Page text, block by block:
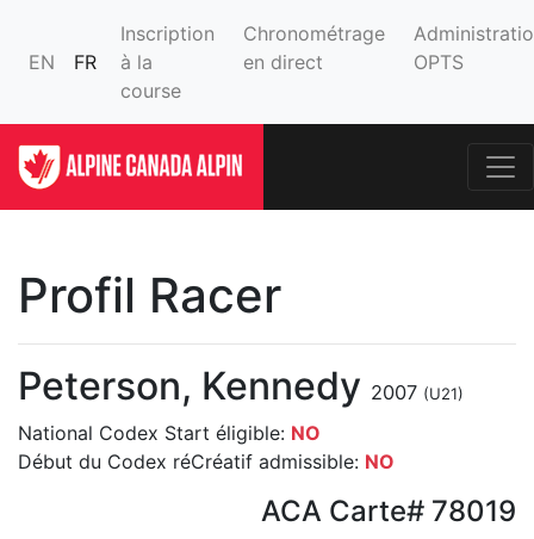
EN FR
Inscription
à la
course
Chronométrage
en direct
OPTS
Profil Racer
Peterson, Kennedy 2007 (U21)
National Codex Start éligible: NO
Début du Codex réCréatif admissible: NO
ACA Carte# 78019